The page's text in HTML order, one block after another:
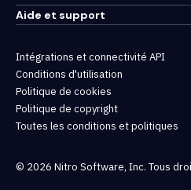
Aide et support
Intégrations et connectivité API
Conditions d'utilisation
Politique de cookies
Politique de copyright
Toutes les conditions et politiques
© 2026 Nitro Software, Inc. Tous